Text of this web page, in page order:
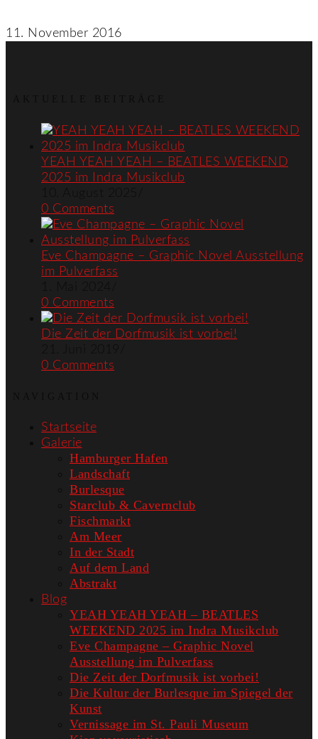
11. November 2016
YEAH YEAH YEAH – BEATLES WEEKEND
2025 im Indra Musikclub
0 Comments
Eve Champagne – Graphic Novel Ausstellung
im Pulverfass
0 Comments
Die Zeit der Dorfmusik ist vorbei!
0 Comments
Startseite
Galerie
Hamburger Hafen
Landschaft
Burlesque
Starclub & Cavernclub
Fischmarkt
Am Meer
In der Stadt
Auf dem Land
Abstrakt
Blog
YEAH YEAH YEAH – BEATLES
WEEKEND 2025 im Indra Musikclub
Eve Champagne – Graphic Novel
Ausstellung im Pulverfass
Die Zeit der Dorfmusik ist vorbei!
Die Kultur der Burlesque im Spiegel der
Kunst
Vernissage im St. Pauli Museum